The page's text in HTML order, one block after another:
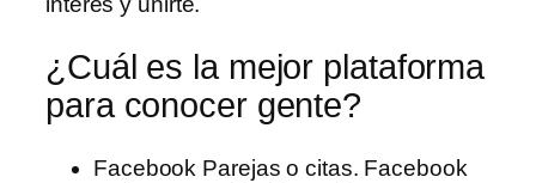
¿Cuál es la mejor plataforma
para conocer gente?
Facebook Parejas o citas. Facebook